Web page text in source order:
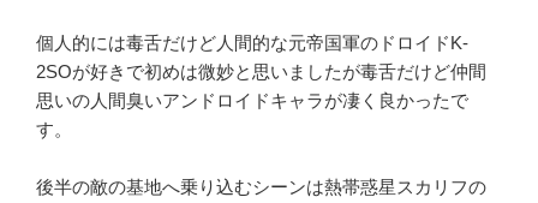
個人的には毒舌だけど人間的な元帝国軍のドロイドK-
2SOが好きで初めは微妙と思いましたが毒舌だけど仲間
思いの人間臭いアンドロイドキャラが凄く良かったで
す。
後半の敵の基地へ乗り込むシーンは熱帯惑星スカリフの